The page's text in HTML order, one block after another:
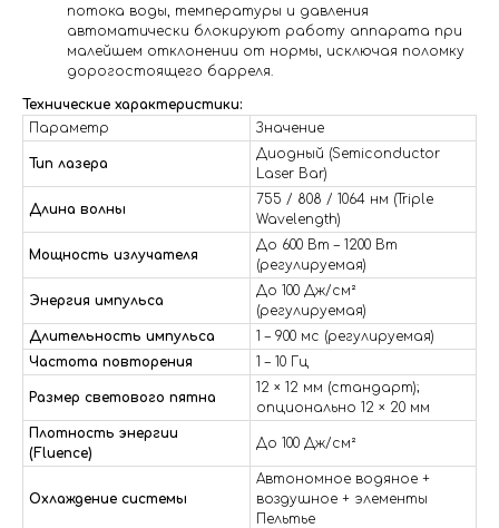
потока воды, температуры и давления
автоматически блокируют работу аппарата при
малейшем отклонении от нормы, исключая поломку
дорогостоящего барреля.
Технические характеристики:
Параметр
Значение
Тип лазера
Диодный (Semiconductor
Laser Bar)
Длина волны
755 / 808 / 1064 нм (Triple
Wavelength)
Мощность излучателя
До 600 Вт – 1200 Вт
(регулируемая)
Энергия импульса
До 100 Дж/см²
(регулируемая)
Длительность импульса
1 – 900 мс (регулируемая)
Частота повторения
1 – 10 Гц
Размер светового пятна
12 × 12 мм (стандарт);
опционально 12 × 20 мм
Плотность энергии
(Fluence)
До 100 Дж/см²
Охлаждение системы
Автономное водяное +
воздушное + элементы
Пельтье